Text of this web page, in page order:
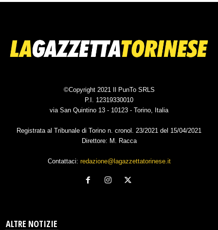
©Copyright 2021 Il PunTo SRLS
P.I. 12319330010
via San Quintino 13 - 10123 - Torino, Italia
Registrata al Tribunale di Torino n. cronol. 23/2021 del 15/04/2021
Direttore: M. Racca
Contattaci: redazione@lagazzettatorinese.it
ALTRE NOTIZIE